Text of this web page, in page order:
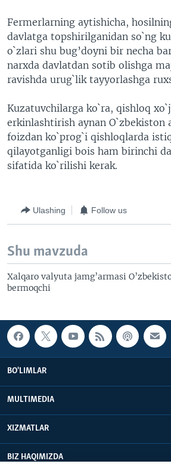
Fermerlarning aytishicha,
davlatga topshirilganidan so`ng
o`zlari shu bug’doyni bir necha
narxda davlatdan sotib olishga
ravishda urug`lik tayyorlashga
Kuzatuvchilarga ko`ra, qishloq
erkinlashtirish aynan O`zbekiston
foizdan ko`prog`i qishloqlarda
qilayotganligi bois ham birinchi
sifatida ko`rilishi kerak.
Ulashing Follow us
Shu mavzuda
Xalqaro valyuta jamg’armasi
bermoqchi
BO'LIMLAR
MULTIMEDIA
XIZMATLAR
BIZ HAQIMIZDA